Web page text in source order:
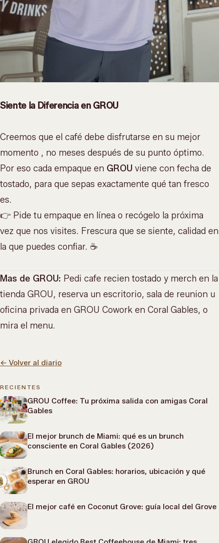
Siente la Diferencia en GROU
Creemos que el café debe disfrutarse en su mejor
momento , no meses después de su punto óptimo.
Por eso cada empaque en GROU viene con fecha de
tostado, para que sepas exactamente qué tan fresco
es.
👉 Pide tu empaque en línea o recógelo la próxima
vez que nos visites. Frescura que se siente, calidad en
la que puedes confiar. ☕
Mas de GROU: Pedi cafe recien tostado y merch en la
tienda GROU, reserva un escritorio, sala de reunion u
oficina privada en GROU Cowork en Coral Gables, o
mira el menu.
← Volver al diario
RECIENTES
GROU Coffee: Tu próxima salida con amigas Coral
Gables
El mejor brunch de Miami: qué es un brunch
consciente en Coral Gables (2026)
Brunch en Coral Gables: horarios, ubicación y qué
esperar en GROU
El mejor café en Coconut Grove: guía local del Grove